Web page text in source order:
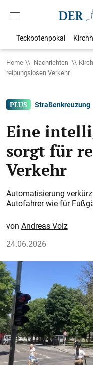
Teckbotenpokal
Home Nachrichten
reibungslosen Verkehr
Straßenkreuzung
Eine
sorgt für
Verkehr
Automatisierung
Autofahrer wie für
Andreas Volz
24.06.2026